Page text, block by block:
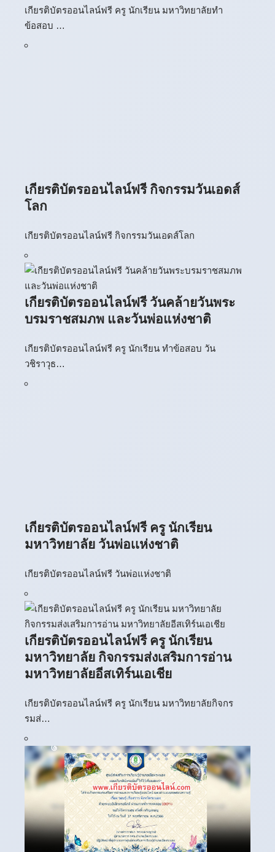
เกียรติบัตรออนไลน์ฟรี ครู นักเรียน มหาวิทยาลัยทำ
ข้อสอบ …
เกียรติบัตรออนไลน์ฟรี กิจกรรมวันเอดส์
โลก
เกียรติบัตรออนไลน์ฟรี กิจกรรมวันเอดส์โลก
เกียรติบัตรออนไลน์ฟรี วันคล้ายวันพระ
บรมราชสมภพ และวันพ่อแห่งชาติ
เกียรติบัตรออนไลน์ฟรี ครู นักเรียน ทำข้อสอบ วัน
วชิราวุธ…
เกียรติบัตรออนไลน์ฟรี ครู นักเรียน
มหาวิทยาลัย วันพ่อเเห่งชาติ
เกียรติบัตรออนไลน์ฟรี วันพ่อแห่งชาติ
เกียรติบัตรออนไลน์ฟรี ครู นักเรียน
มหาวิทยาลัย กิจกรรมส่งเสริมการอ่าน
มหาวิทยาลัยอีสเทิร์นเอเชีย
เกียรติบัตรออนไลน์ฟรี ครู นักเรียน มหาวิทยาลัยกิจกร
รมส่…